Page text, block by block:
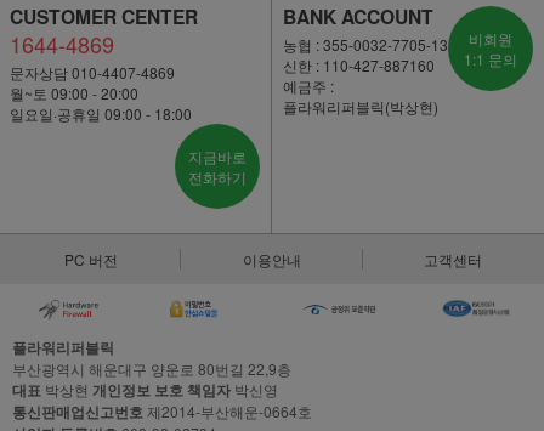
CUSTOMER CENTER
1644-4869
문자상담 010-4407-4869
월~토 09:00 - 20:00
일요일·공휴일 09:00 - 18:00
지금바로
전화하기
BANK ACCOUNT
농협 : 355-0032-7705-13
신한 : 110-427-887160
예금주 :
플라워리퍼블릭(박상현)
비회원
1:1 문의
PC 버전 이용안내 고객센터
플라워리퍼블릭
부산광역시 해운대구 양운로 80번길 22,9층
대표 박상현 개인정보 보호 책임자 박신영
통신판매업신고번호제2014-부산해운-0664호